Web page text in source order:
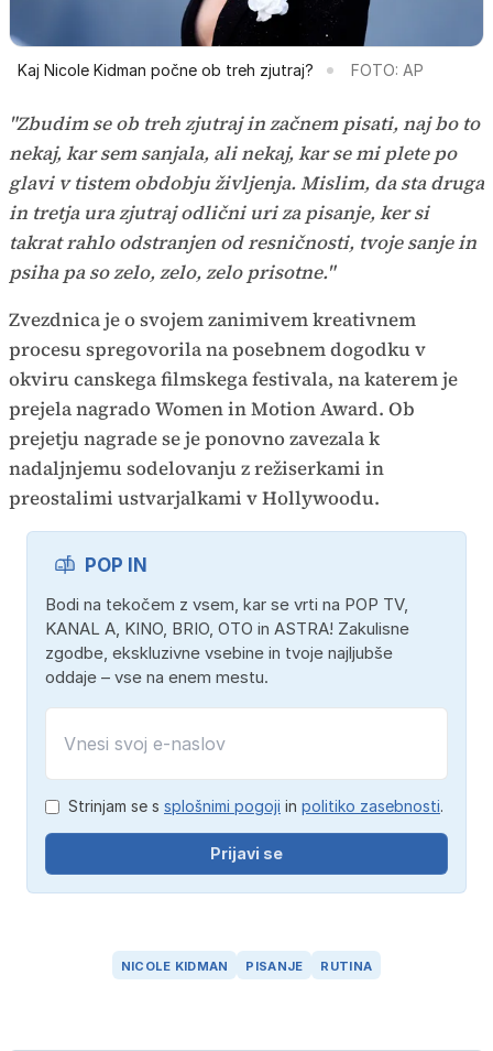
Kaj Nicole Kidman počne ob treh zjutraj? FOTO: AP
"Zbudim se ob treh zjutraj in začnem pisati, naj bo to
nekaj, kar sem sanjala, ali nekaj, kar se mi plete po
glavi v tistem obdobju življenja. Mislim, da sta druga
in tretja ura zjutraj odlični uri za pisanje, ker si
takrat rahlo odstranjen od resničnosti, tvoje sanje in
psiha pa so zelo, zelo, zelo prisotne."
Zvezdnica je o svojem zanimivem kreativnem
procesu spregovorila na posebnem dogodku v
okviru canskega filmskega festivala, na katerem je
prejela nagrado Women in Motion Award. Ob
prejetju nagrade se je ponovno zavezala k
nadaljnjemu sodelovanju z režiserkami in
preostalimi ustvarjalkami v Hollywoodu.
POP IN
Bodi na tekočem z vsem, kar se vrti na POP TV,
KANAL A, KINO, BRIO, OTO in ASTRA! Zakulisne
zgodbe, ekskluzivne vsebine in tvoje najljubše
oddaje – vse na enem mestu.
Strinjam se s splošnimi pogoji in politiko zasebnosti.
Prijavi se
NICOLE KIDMAN PISANJE RUTINA